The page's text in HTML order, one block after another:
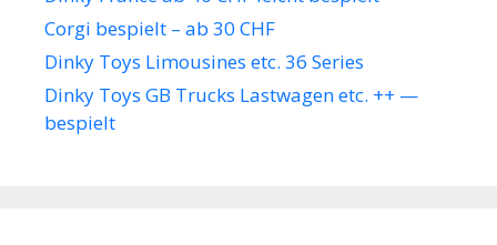
Corgi bespielt – ab 30 CHF
Dinky Toys Limousines etc. 36 Series
Dinky Toys GB Trucks Lastwagen etc. ++ —
bespielt